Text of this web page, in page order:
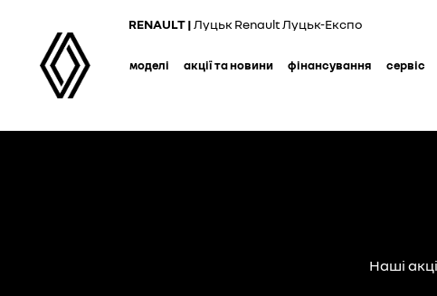
content
RENAULT | Луцьк Renault Луцьк-Експо
моделі акції та новини фінансування сервіс
Наші